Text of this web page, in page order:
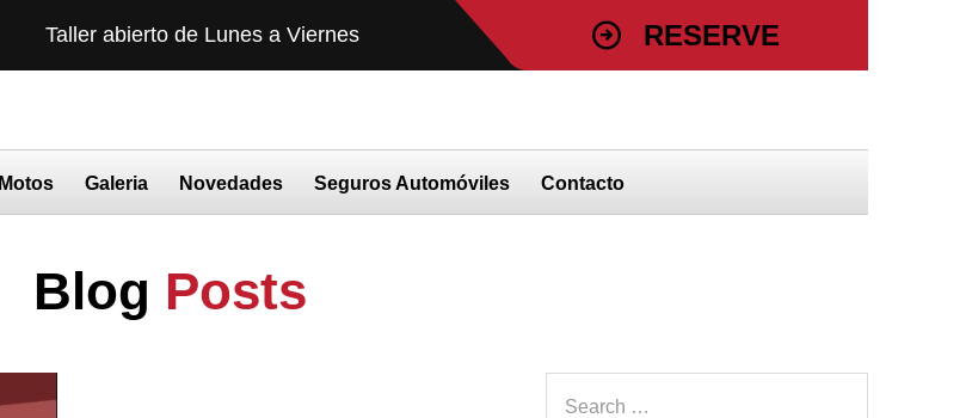
Taller abierto de Lunes a Viernes RESERVE
Motos Galeria Novedades Seguros Automóviles Contacto
Blog Posts